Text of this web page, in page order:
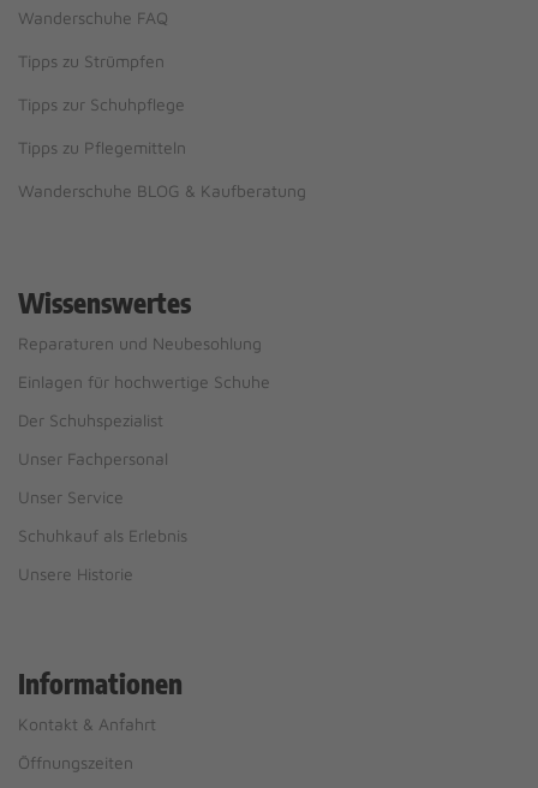
Wanderschuhe FAQ
Tipps zu Strümpfen
Tipps zur Schuhpflege
Tipps zu Pflegemitteln
Wanderschuhe BLOG & Kaufberatung
Wissenswertes
Reparaturen und Neubesohlung
Einlagen für hochwertige Schuhe
Der Schuhspezialist
Unser Fachpersonal
Unser Service
Schuhkauf als Erlebnis
Unsere Historie
Informationen
Kontakt & Anfahrt
Öffnungszeiten